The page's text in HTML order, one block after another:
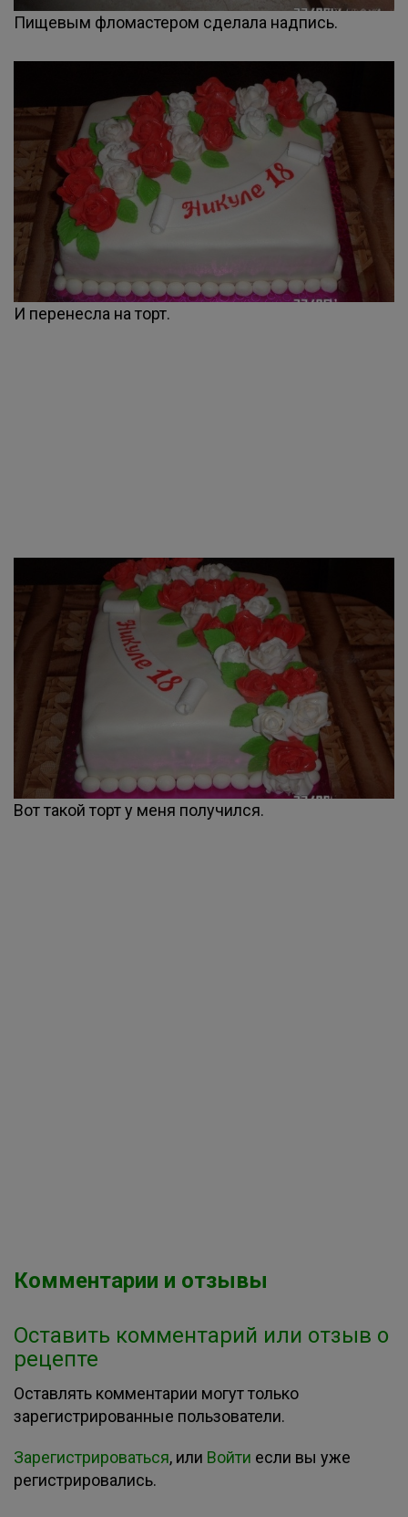
Пищевым фломастером сделала надпись.
И перенесла на торт.
Вот такой торт у меня получился.
Комментарии и отзывы
Оставить комментарий или отзыв о
рецепте
Оставлять комментарии могут только
зарегистрированные пользователи.
Зарегистрироваться, или Войти если вы уже
регистрировались.